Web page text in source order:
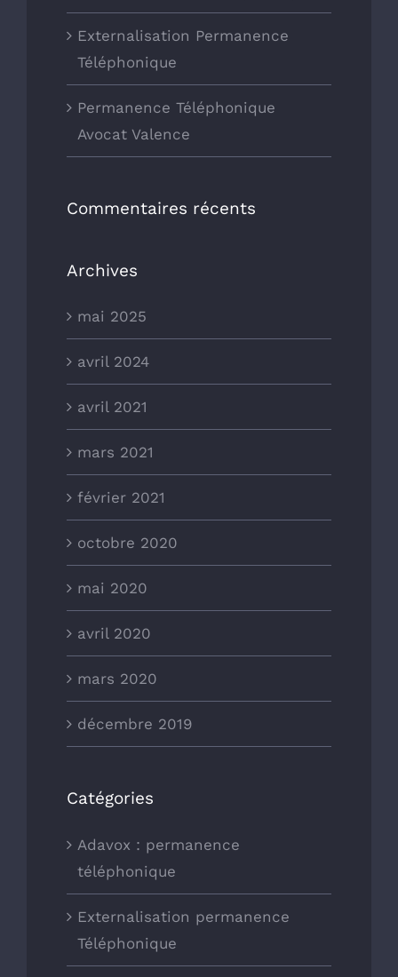
Externalisation Permanence
Téléphonique
Permanence Téléphonique
Avocat Valence
Commentaires récents
Archives
mai 2025
avril 2024
avril 2021
mars 2021
février 2021
octobre 2020
mai 2020
avril 2020
mars 2020
décembre 2019
Catégories
Adavox : permanence
téléphonique
Externalisation permanence
Téléphonique